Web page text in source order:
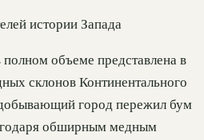
истории Запада
объеме представлена в
склонов Континентального
город пережил бум
обширным медным